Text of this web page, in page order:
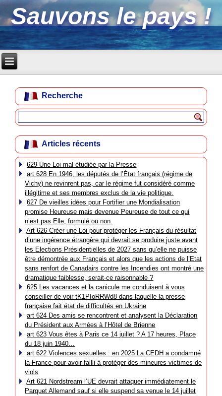
Sauvons le pays !
Recherche
Articles récents
629 Une Loi mal étudiée par la Presse
art 628 En 1946, les députés de l’État français (régime de
Vichy) ne revinrent pas, car le régime fut considéré comme
illégitime et ses membres exclus de la vie politique.
627 De vieilles idées pour Fortifier une Mondialisation
promise Heureuse mais devenue Peureuse de tout ce qui
n’est pas Elle, formulé ou non.
Art 626 Créer une Loi pour protéger les Français du résultat
d’une ingérence étrangère qui devrait se produire juste avant
les Elections Présidentielles de 2027 sans qu’elle ne puisse
être démontrée aux Français et alors que les actions de l’Etat
sans renfort de Canadairs contre les Incendies ont montré une
dramatique faiblesse, serait-ce raisonnable ?
625 Les vacances et la canicule me conduisent à vous
conseiller de voir tK1PIoRRWd8 dans laquelle la presse
française fait état de difficultés en Ukraine
art 624 Des amis se rencontrent et analysent la Déclaration
du Président aux Armées à l’Hôtel de Brienne
art 623 Vous êtes à Paris ce 14 juillet ? A 17 heures, Place
du 18 juin 1940…
art 622 Violences sexuelles : en 2025 La CEDH a condamné
la France pour avoir failli à protéger des mineures victimes de
viols
Art 621 Nordstream l’UE devrait attaquer immédiatement le
Parquet Allemand sauf si elle suspend sa venue le 14 juillet